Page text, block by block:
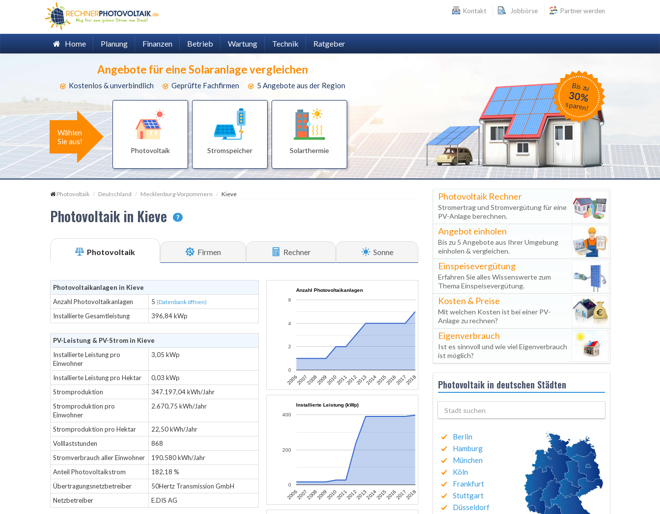
Kontakt Jobbörse Partner werden
Home Planung Finanzen Betrieb Wartung Technik Ratgeber
Angebote für eine Solaranlage vergleichen
Kostenlos & unverbindlich Geprüfte Fachfirmen 5 Angebote aus der Region
Wählen
Sie aus!
Photovoltaik Stromspeicher Solarthermie
Bis zu
30%
sparen!
Photovoltaik Deutschland Mecklenburg-Vorpommern Kieve
Photovoltaik in Kieve ?
Photovoltaik Firmen Rechner Sonne
Photovoltaikanlagen in Kieve
Anzahl Photovoltaikanlagen
5 (Datenbank öffnen)
Installierte Gesamtleistung 396,84 kWp
PV-Leistung & PV-Strom in Kieve
Installierte Leistung pro
Einwohner
3,05 kWp
Installierte Leistung pro Hektar
0,03 kWp
Stromproduktion
347.197,04 kWh/Jahr
Stromproduktion pro
Einwohner
2.670,75 kWh/Jahr
Stromproduktion pro Hektar
22,50 kWh/Jahr
Volllaststunden
868
Stromverbrauch aller Einwohner
190.580 kWh/Jahr
Anteil Photovoltaikstrom
182,18 %
Übertragungsnetzbetreiber
50Hertz Transmission GmbH
Netzbetreiber
E.DIS AG
Anzahl Photovoltaikanlagen
2006200720082009201020112012201320142015201620172018
0
2
4
6
Installierte Leistung (kWp)
2006200720082009201020112012201320142015201620172018
0
200
400
Photovoltaik Rechner
Stromertrag und Stromvergütung für eine
PV-Anlage berechnen.
Angebot einholen
Bis zu 5 Angebote aus Ihrer Umgebung
einholen & vergleichen.
Einspeisevergütung
Erfahren Sie alles Wissenswerte zum
Thema Einspeisevergütung.
Kosten & Preise
Mit welchen Kosten ist bei einer PV-
Anlage zu rechnen?
Eigenverbrauch
Ist es sinnvoll und wie viel Eigenverbrauch
ist möglich?
Photovoltaik in deutschen Städten
Berlin
Hamburg
München
Köln
Frankfurt
Stuttgart
Düsseldorf